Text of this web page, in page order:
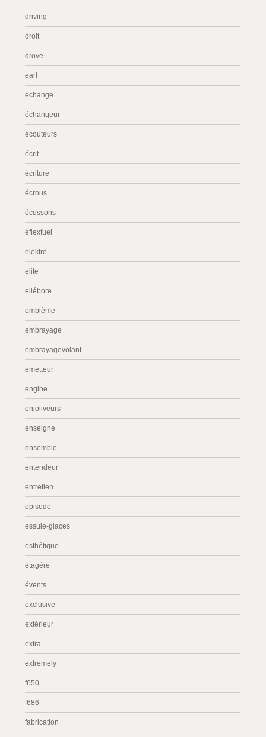
driving
droit
drove
earl
echange
échangeur
écouteurs
écrit
écriture
écrous
écussons
eflexfuel
elektro
elite
ellébore
emblème
embrayage
embrayagevolant
émetteur
engine
enjoliveurs
enseigne
ensemble
entendeur
entretien
episode
essuie-glaces
esthétique
étagère
évents
exclusive
extérieur
extra
extremely
f650
f686
fabrication